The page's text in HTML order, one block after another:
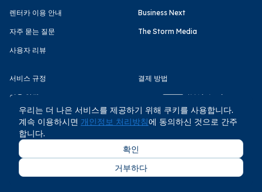
렌터카 이용 안내
자주 묻는 질문
사용자 리뷰
Business Next
The Storm Media
서비스 규정
이용 약관
개인정보 처리방침
결제 방법
COPYRIGHT © GOGOOUT CO., LTD 2026 All rights reserved.
우리는 더 나은 서비스를 제공하기 위해 쿠키를 사용합니다.
계속 이용하시면 개인정보 처리방침에 동의하신 것으로 간주
합니다.
확인
거부하다